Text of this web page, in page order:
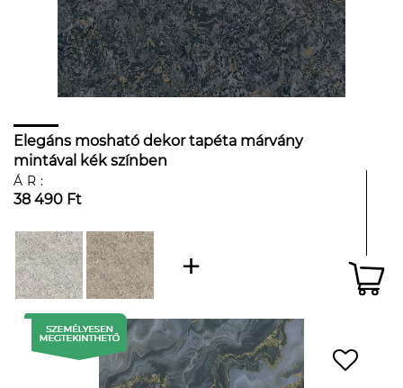
Elegáns mosható dekor tapéta márvány
mintával kék színben
ÁR:
38 490 Ft